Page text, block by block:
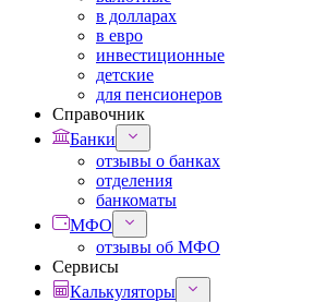
в долларах
в евро
инвестиционные
детские
для пенсионеров
Справочник
Банки
отзывы о банках
отделения
банкоматы
МФО
отзывы об МФО
Сервисы
Калькуляторы